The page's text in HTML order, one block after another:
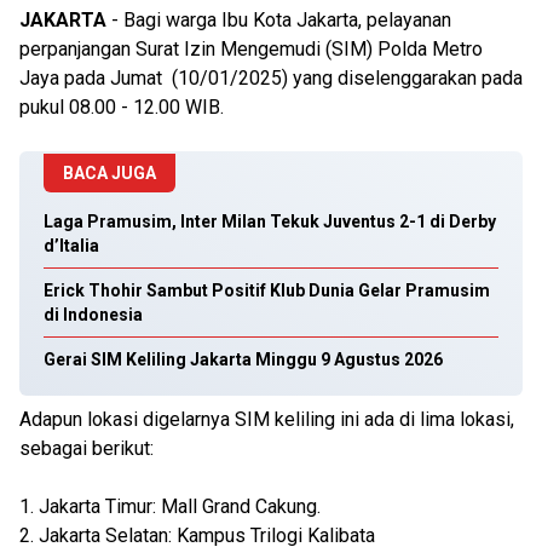
JAKARTA - Bagi warga Ibu Kota Jakarta, pelayanan
perpanjangan Surat Izin Mengemudi (SIM) Polda Metro
Jaya pada Jumat (10/01/2025) yang diselenggarakan pada
pukul 08.00 - 12.00 WIB.
BACA JUGA
Laga Pramusim, Inter Milan Tekuk Juventus 2-1 di Derby
d’Italia
Erick Thohir Sambut Positif Klub Dunia Gelar Pramusim
di Indonesia
Gerai SIM Keliling Jakarta Minggu 9 Agustus 2026
Adapun lokasi digelarnya SIM keliling ini ada di lima lokasi,
sebagai berikut:
1. Jakarta Timur: Mall Grand Cakung.
2. Jakarta Selatan: Kampus Trilogi Kalibata